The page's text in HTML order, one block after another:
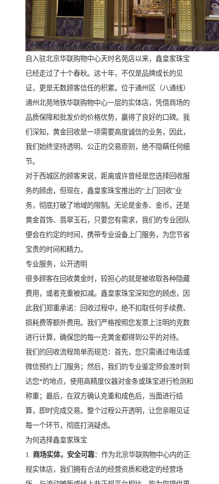
自入驻北京华联购物中心天时名苑店以来，鑫皇家珠宝
已经走过了十个春秋。这十年，不仅是品牌成长的见
证，更是无数顾客信任的积累。位于通州区（八通线）
通州北苑地铁华联购物中心一层的实体店，凭借商场的
品质保障和批发价的价格优势，赢得了良好的口碑。我
们深知，黄金回收是一项需要高度诚信的业务，因此，
我们始终坚持透明、公正的交易原则，绝不隐瞒任何细
节。
对于西城区的顾客来说，距离或许曾经是您选择回收服
务的顾虑，但现在，鑫皇家珠宝推出的“上门回收”业
务，彻底打破了地域的限制。无论是金条、金币，还是
黄金首饰、翡翠玉石，只要您有需求，我们的专业团队
便会在约定的时间，携带专业设备上门服务，为您节省
宝贵的时间和精力。
专业服务，公开透明
很多顾客在回收黄金时，较担心的就是被收取各种隐藏
费用，或者克重被扣减。鑫皇家珠宝深知您的顾虑，因
此我们郑重承诺：回收过程中，绝不扣取任何手续费、
损耗费等额外费用。我们严格按照您发票上注明的克数
进行计算，确保您的每一克黄金都得到公平的对待。
我们的回收流程简单而规范：首先，您只需通过电话或
微信预约上门服务；然后，我们的专业鉴定师会准时到
达您*的地点，使用高精度仪器对金条或珠宝进行检测和
称重；最后，在双方确认克重和成色后，当面进行结
算，即时完成交易。整个过程公开透明，让您亲眼见证
每一个环节，彻底打消疑虑。
为何选择鑫皇家珠宝
1. 商场实体，安全可靠：作为北京华联购物中心内的正
规实体店，我们拥有合法的经营资质和稳定的经营场